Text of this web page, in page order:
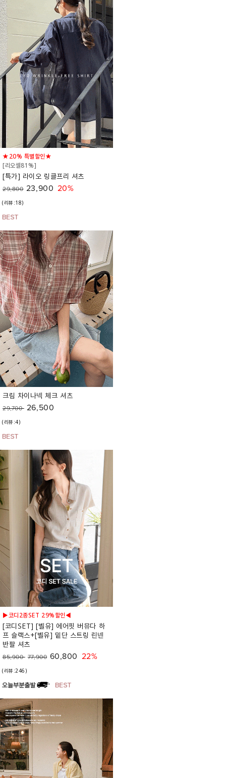
★20% 특별할인★
[리오셀81%]
[특가] 라이오 링클프리 셔츠
29,800 23,900 20%
(리뷰:18)
크림 차이나넥 체크 셔츠
29,700 26,500
(리뷰:4)
▶코디2종SET 29%할인◀
[코디SET] [벨유] 에어핏 버뮤다 하
프 슬랙스+[벨유] 밑단 스트링 린넨
반팔 셔츠
85,900 77,900 60,800 22%
(리뷰:246)